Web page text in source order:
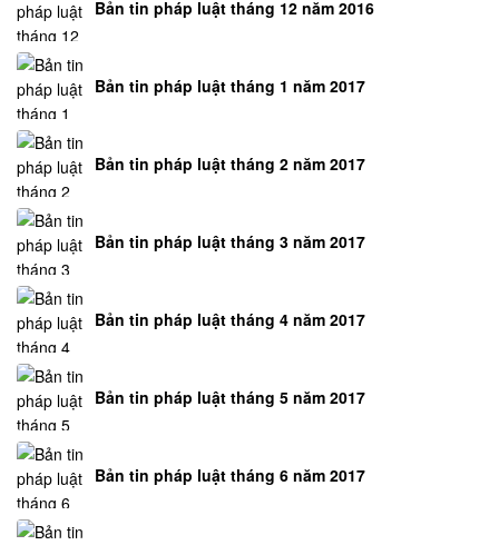
Bản tin pháp luật tháng 12 năm 2016
Bản tin pháp luật tháng 1 năm 2017
Bản tin pháp luật tháng 2 năm 2017
Bản tin pháp luật tháng 3 năm 2017
Bản tin pháp luật tháng 4 năm 2017
Bản tin pháp luật tháng 5 năm 2017
Bản tin pháp luật tháng 6 năm 2017